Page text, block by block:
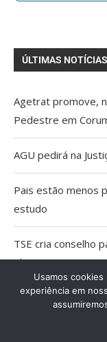
ÚLTIMAS NOTÍCIAS
Agetrat promove,
Pedestre em
AGU pedirá na
Pais estão menos
estudo
TSE cria conselho
eleições
Capacitação
Usamos
experiência em